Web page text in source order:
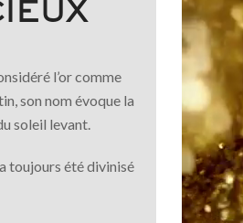
l’or comme
son nom évoque la
soleil levant.
toujours été divinisé